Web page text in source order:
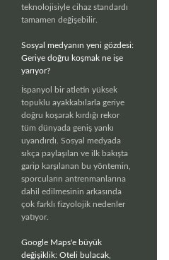
teknolojisiyle cihaz standardı
tamamen değişebilir.
Sosyal medyanın yeni gözdesi:
Geriye doğru koşmak ne işe
yarıyor?
İspanyol bir atletin yüksek
topuklu ayakkabılarla geriye
doğru koşarak kırdığı rekor
tüm dünyada geniş yankı
uyandırdı. Sosyal medyada
sıkça paylaşılan ve ilk bakışta
garip karşılanan bu yöntemin,
sporcuların antrenmanlarına
dahil edilmesinin arkasında
çok farklı fizyolojik nedenler
yatıyor.
Google Maps'e büyük
değişiklik: Oteli bulacak,